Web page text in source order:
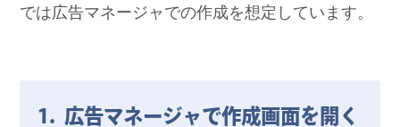
では広告マネージャでの作成を想定しています。
1. 広告マネージャで作成画面を開く